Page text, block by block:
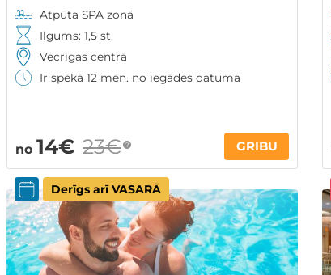
Atpūta SPA zonā
Ilgums: 1,5 st.
Vecrīgas centrā
Ir spēkā 12 mēn. no iegādes datuma
no 14€ 23€ ? GRIBU
Derīgs arī VASARĀ